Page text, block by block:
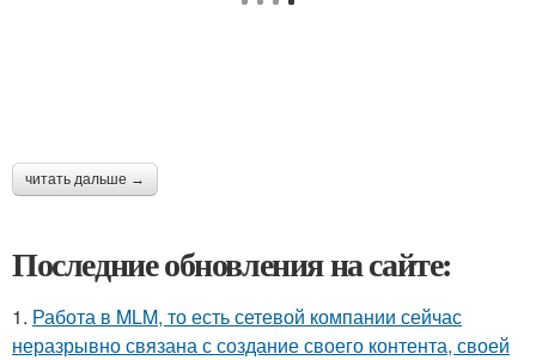
читать дальше →
Последние обновления на сайте:
1. Работа в MLM, то есть сетевой компании сейчас
неразрывно связана с создание своего контента, своей